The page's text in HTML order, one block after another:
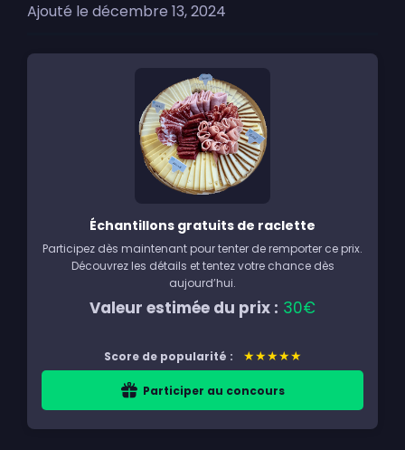
Ajouté le décembre 13, 2024
Échantillons gratuits de raclette
Participez dès maintenant pour tenter de remporter ce prix.
Découvrez les détails et tentez votre chance dès
aujourd’hui.
Valeur estimée du prix : 30€
Score de popularité : ★★★★★
Participer au concours